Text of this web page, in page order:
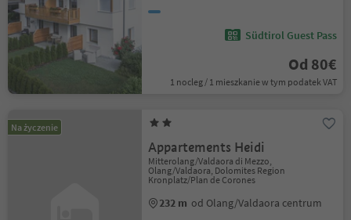
Südtirol Guest Pass
Od 80€
1 nocleg / 1 mieszkanie w tym podatek VAT
Na życzenie
Appartements Heidi
Mitterolang/Valdaora di Mezzo,
Olang/Valdaora, Dolomites Region
Kronplatz/Plan de Corones
232 m od Olang/Valdaora centrum